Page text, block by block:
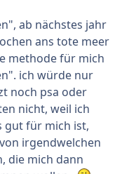
ab nächstes jahr
ans tote meer
methode für mich
ich würde nur
noch psa oder
nicht, weil ich
gut für mich ist,
irgendwelchen
die mich dann